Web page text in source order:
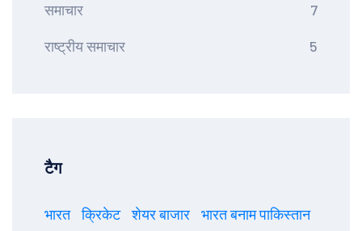
समाचार 7
राष्ट्रीय समाचार 5
टैग
भारत क्रिकेट शेयर बाजार
भारत बनाम पाकिस्तान